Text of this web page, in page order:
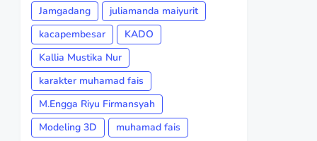
Jamgadang
juliamanda maiyurit
kacapembesar
KADO
Kallia Mustika Nur
karakter muhamad fais
M.Engga Riyu Firmansyah
Modeling 3D
muhamad fais